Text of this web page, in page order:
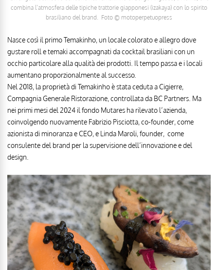
combina l’atmosfera delle tipiche trattorie giapponesi (izakaya) con lo spirito
brasiliano del brand. Foto © motoperpetuopress
Nasce così il primo Temakinho, un locale colorato e allegro dove
gustare roll e temaki accompagnati da cocktail brasiliani con un
occhio particolare alla qualità dei prodotti. Il tempo passa e i locali
aumentano proporzionalmente al successo.
Nel 2018, la proprietà di Temakinho è stata ceduta a Cigierre,
Compagnia Generale Ristorazione, controllata da BC Partners. Ma
nei primi mesi del 2024 il fondo Mutares ha rilevato l’azienda,
coinvolgendo nuovamente Fabrizio Pisciotta, co-founder, come
azionista di minoranza e CEO, e Linda Maroli, founder, come
consulente del brand per la supervisione dell’innovazione e del
design.